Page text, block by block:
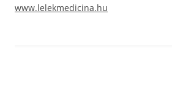
www.lelekmedicina.hu